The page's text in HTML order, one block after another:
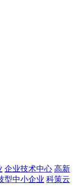
企业技术中心 高新
型中小企业 科策云